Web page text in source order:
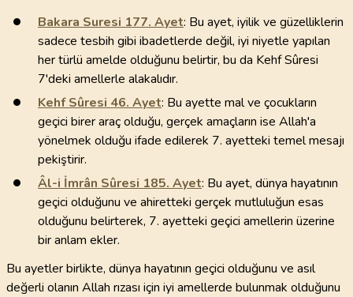
Bakara Suresi 177. Ayet: Bu ayet, iyilik ve güzelliklerin
sadece tesbih gibi ibadetlerde değil, iyi niyetle yapılan
her türlü amelde olduğunu belirtir, bu da Kehf Sûresi
7'deki amellerle alakalıdır.
Kehf Sûresi 46. Ayet: Bu ayette mal ve çocukların
geçici birer araç olduğu, gerçek amaçların ise Allah'a
yönelmek olduğu ifade edilerek 7. ayetteki temel mesajı
pekiştirir.
Âl-i İmrân Sûresi 185. Ayet: Bu ayet, dünya hayatının
geçici olduğunu ve ahiretteki gerçek mutluluğun esas
olduğunu belirterek, 7. ayetteki geçici amellerin üzerine
bir anlam ekler.
Bu ayetler birlikte, dünya hayatının geçici olduğunu ve asıl
değerli olanın Allah rızası için iyi amellerde bulunmak olduğunu